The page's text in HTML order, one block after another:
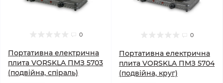
0
Портативна електрична
плита VORSKLA ПМЗ 5703
(подвійна, спіраль)
0
Портативна електрична
плита VORSKLA ПМЗ 5704
(подвійна, круг)